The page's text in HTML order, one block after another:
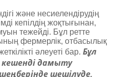
және несиелендірудің
кепілдің жоқтығынан,
тежейді. Бұл ретте
фермерлік, отбасылық
әлеуеті бар. Бұл
кешенді дамыту
шешілуде,